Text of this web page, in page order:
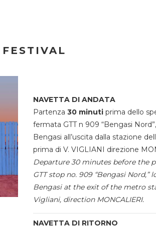
NAVETTA DI ANDATA
Partenza 30 minuti prima dello
fermata GTT n 909 “Bengasi
Bengasi all’uscita dalla stazione
prima di V. VIGLIANI direzione
Departure 30 minutes before the
GTT stop no. 909 “Bengasi Nord,”
Bengasi at the exit of the metro
Vigliani, direction MONCALIERI.
NAVETTA DI RITORNO